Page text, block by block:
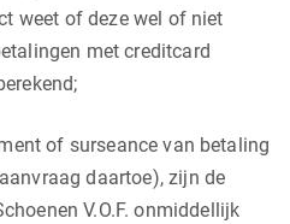
weet of deze wel of niet
met creditcard
of surseance van betaling
daartoe), zijn de
V.O.F. onmiddellijk